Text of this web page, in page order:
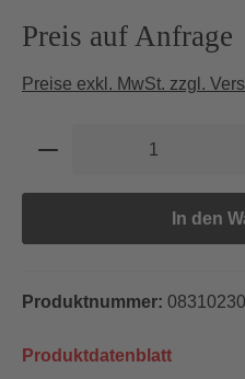
Preis auf Anfrage
Preise exkl. MwSt. zzgl.
Produkt Anzahl:
In den
Produktnummer:
Produktdatenblatt